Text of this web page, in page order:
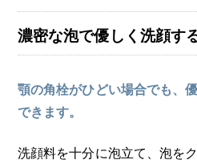
濃密な泡で優しく洗顔す
顎の角栓がひどい場合でも、
できます。
洗顔料を十分に泡立て、泡を